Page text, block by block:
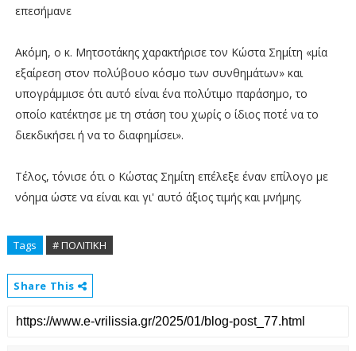
επεσήμανε
Ακόμη, ο κ. Μητσοτάκης χαρακτήρισε τον Κώστα Σημίτη «μία
εξαίρεση στον πολύβουο κόσμο των συνθημάτων» και
υπογράμμισε ότι αυτό είναι ένα πολύτιμο παράσημο, το
οποίο κατέκτησε με τη στάση του χωρίς ο ίδιος ποτέ να το
διεκδικήσει ή να το διαφημίσει».
Τέλος, τόνισε ότι ο Κώστας Σημίτη επέλεξε έναν επίλογο με
νόημα ώστε να είναι και γι' αυτό άξιος τιμής και μνήμης.
Tags # ΠΟΛΙΤΙΚΗ
Share This